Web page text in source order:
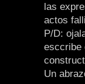
las
actos
P/D:
esccribe
Un